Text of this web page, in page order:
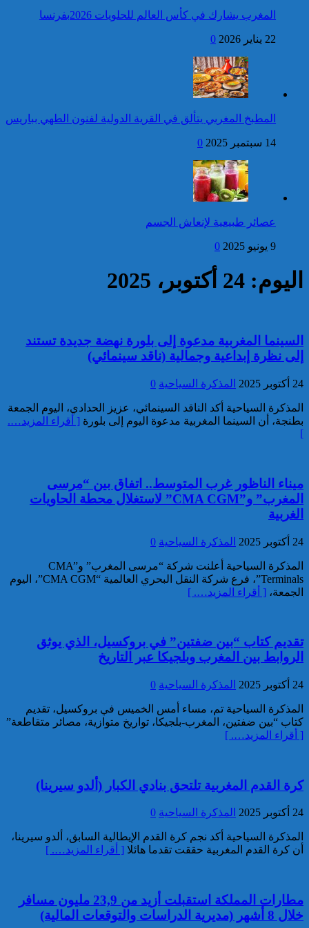
برقية تهنئة إلى جلالة الملك
من رئيس مجلس وزراء
جمهورية أرمينيا بمناسبة عيد
فتح بحث للتحقق من الأفعال
الإجرامية المنسوبة لأربع وعشرين
شخصا للاشتباه في تورطهم في
الامتناع عن القيام بعمل من أعمال
وظيفتهم بغرض الارتشاء
واستغلال النفوذ
إحصائيات مكافحة الجريمة ..
استمرار ارتفاع معدل الزجر
بالعنف
تقديم 17 موقوفا على أنظار النيابة
العامة لدى محكمة الاستئناف
بالقنيطرة على إثر الأحداث التي
عرفتها منطقة سيدي الطيبي
موظف أمن يتقدم بشكاية لدى
الوكيل العام للملك بمحكمة
الاستئناف بالدار البيضاء على
مزعومة نسبها له حساب على
خبير: “البيعة الإلكترونية” تكشف
تحول الإرهاب الرقمي بعد تفكيك
خلية داعشية بتطوان
تركيا:القضاء يأمر بحبس رئيس
بلدية إسطنبول على ذمة التحقيق
كاريكاتير
كاريكاتير
المغرب يشارك في كأس العالم للحلويات 2026بفرنسا
22 يناير 2026 0
المطبخ المغربي يتألق في القرية الدولية لفنون الطهي بباريس
14 سبتمبر 2025 0
عصائر طبيعية لإنعاش الجسم
9 يونيو 2025 0
اليوم: 24 أكتوبر، 2025
السينما المغربية مدعوة إلى بلورة نهضة جديدة تستند
إلى نظرة إبداعية وجمالية (ناقد سينمائي)
24 أكتوبر 2025 المذكرة السياحية 0
المذكرة السياحية أكد الناقد السينمائي، عزيز الحدادي، اليوم الجمعة
بطنجة، أن السينما المغربية مدعوة اليوم إلى بلورة [ أقراء المزيد….
]
ميناء الناظور غرب المتوسط.. اتفاق بين “مرسى
المغرب” و”CMA CGM” لاستغلال محطة الحاويات
الغربية
24 أكتوبر 2025 المذكرة السياحية 0
المذكرة السياحية أعلنت شركة “مرسى المغرب” و”CMA
Terminals”، فرع شركة النقل البحري العالمية “CMA CGM”، اليوم
الجمعة، [ أقراء المزيد…. ]
تقديم كتاب “بين ضفتين” في بروكسيل، الذي يوثق
الروابط بين المغرب وبلجيكا عبر التاريخ
24 أكتوبر 2025 المذكرة السياحية 0
المذكرة السياحية تم، مساء أمس الخميس في بروكسيل، تقديم
كتاب “بين ضفتين، المغرب-بلجيكا، تواريخ متوازية، مصائر متقاطعة”
[ أقراء المزيد…. ]
كرة القدم المغربية تلتحق بنادي الكبار (ألدو سيرينا)
24 أكتوبر 2025 المذكرة السياحية 0
المذكرة السياحية أكد نجم كرة القدم الإيطالية السابق، ألدو سيرينا،
أن كرة القدم المغربية حققت تقدما هائلا [ أقراء المزيد…. ]
مطارات المملكة استقبلت أزيد من 23,9 مليون مسافر
خلال 8 أشهر (مديرية الدراسات والتوقعات المالية)